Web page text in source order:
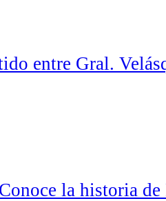
entre Gral.
la historia